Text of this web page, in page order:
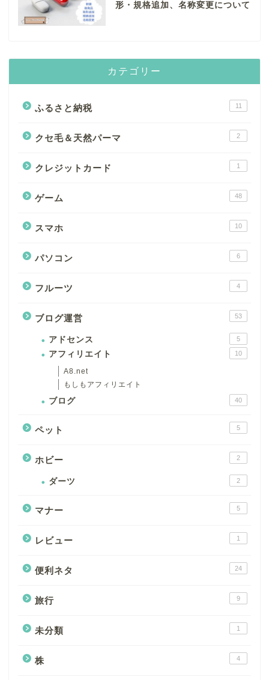
形・規格追加、名称変更について
カテゴリー
ふるさと納税 11
クセ毛＆天然パーマ 2
クレジットカード 1
ゲーム 48
スマホ 10
パソコン 6
フルーツ 4
ブログ運営 53
アドセンス 5
アフィリエイト 10
A8.net
もしもアフィリエイト
ブログ 40
ペット 5
ホビー 2
ダーツ 2
マナー 5
レビュー 1
便利ネタ 24
旅行 9
未分類 1
株 4